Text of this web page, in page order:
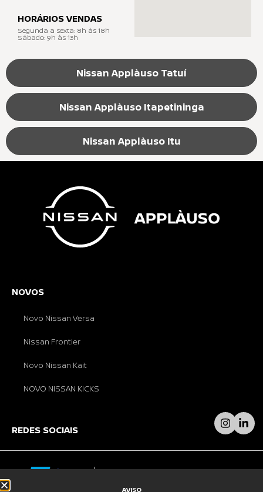
Nissan Applàuso Tatuí
Nissan Applàuso Itapetininga
Nissan Applàuso Itu
HORÁRIOS VENDAS
Segunda a sexta: 8h às 18h
Sábado: 9h às 13h
NOVOS
Novo Nissan Versa
Nissan Frontier
Novo Nissan Kait
NOVO NISSAN KICKS
REDES SOCIAIS
AVISO